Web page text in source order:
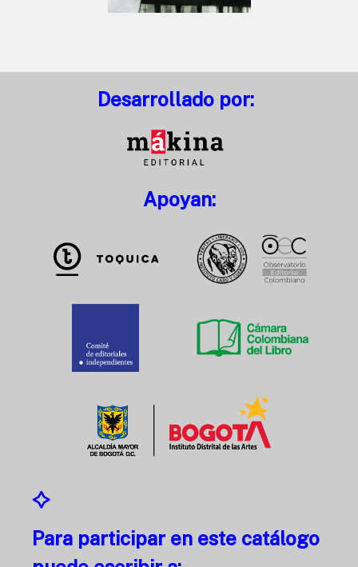
Desarrollado por:
Apoyan:
Para participar en este catálogo